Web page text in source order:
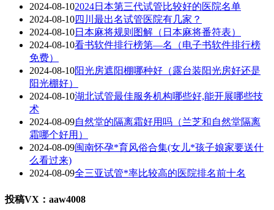
2024-08-102024日本第三代试管比较好的医院名单
2024-08-10四川最出名试管医院有几家？
2024-08-10日本麻将规则图解（日本麻将番符表）
2024-08-10看书软件排行榜第—名（电子书软件排行榜
免费）
2024-08-10阳光房遮阳棚哪种好（露台装阳光房好还是
阳光棚好）
2024-08-10湖北试管最佳服务机构哪些好,能开展哪些技
术
2024-08-09自然堂的隔离霜好用吗（兰芝和自然堂隔离
霜哪个好用）
2024-08-09闽南怀孕*育风俗合集(女儿*孩子娘家要送什
么看过来)
2024-08-09全三亚试管*率比较高的医院排名前十名
投稿VX：aaw4008